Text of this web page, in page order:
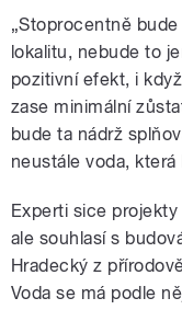
„Stoprocentně
lokalitu, nebude to
pozitivní efekt, i
zase minimální
bude ta nádrž
neustále voda,
Experti sice
ale souhlasí s
Hradecký z
Voda se má podle